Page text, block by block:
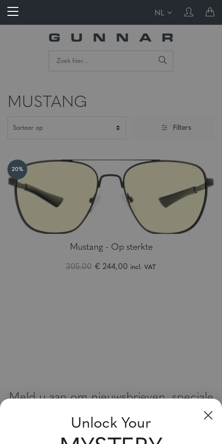
NL
MUSTANG
Filters
20%
Mustang - Op sterkte
305.00 € 244,00 incl. VAT
Meld u aan om nieuwsbrieven, speciale
aanbiedingen en kortingsbonnen te
ontvangen
Vul uw email adres in en schrijf u in!
Unlock Your